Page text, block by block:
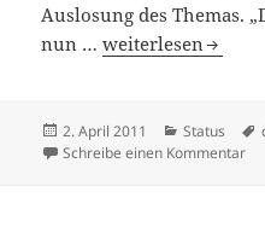
Auslosung des Themas.
nun …Dogs, Bones and
weiterlesen
Veröffentlicht
am
2. April 2011 Kategorien
Status
Schreibe einen Kommentarzu